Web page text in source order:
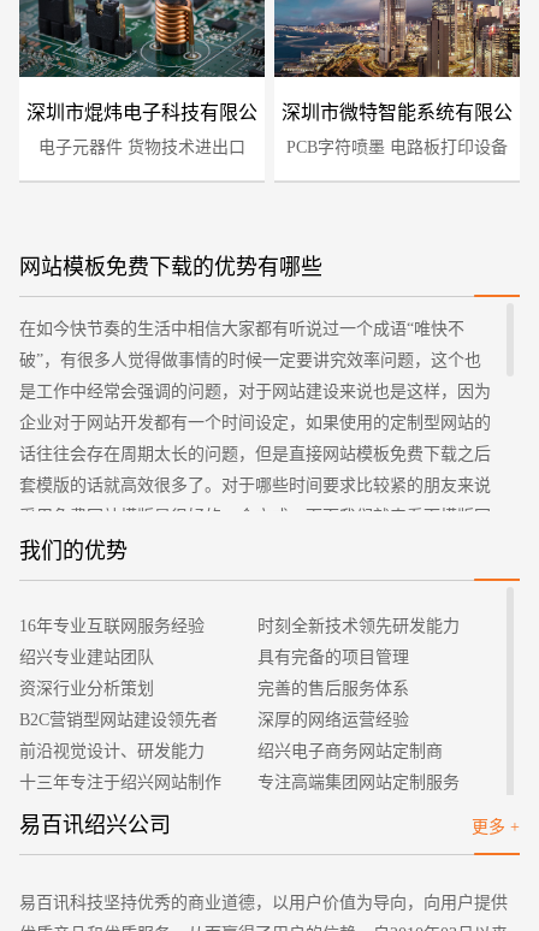
深圳市焜炜电子科技有限公
司
电子元器件 货物技术进出口
深圳市微特智能系统有限公
司
PCB字符喷墨 电路板打印设备
网站模板免费下载的优势有哪些
在如今快节奏的生活中相信大家都有听说过一个成语“唯快不
破”，有很多人觉得做事情的时候一定要讲究效率问题，这个也
是工作中经常会强调的问题，对于网站建设来说也是这样，因为
企业对于网站开发都有一个时间设定，如果使用的定制型网站的
话往往会存在周期太长的问题，但是直接网站模板免费下载之后
套模版的话就高效很多了。对于哪些时间要求比较紧的朋友来说
采用免费网站模版是很好的一个方式，下面我们就来看下模版网
站的优势有什么？
1、优秀的体验效果
业，实际上并不是这样，网站建设本身就具有很高的专业性，特
别是对模版网站来说，需要根据不同的行业进行不断的推敲和演
化，这样才可以成功的建设处一个网站。这些免费的网站模版都
是由强大的团队进行专业设计和开发出来的，然后让经验丰富的
我们的优势
16年专业互联网服务经验
绍兴专业建站团队
资深行业分析策划
B2C营销型网站建设领先者
前沿视觉设计、研发能力
十三年专注于绍兴网站制作
客户的满意是我们唯一的宗旨
时刻全新技术领先研发能力
具有完备的项目管理
完善的售后服务体系
深厚的网络运营经验
绍兴电子商务网站定制商
专注高端集团网站定制服务
更多 +
易百讯绍兴公司
易百讯科技坚持优秀的商业道德，以用户价值为导向，向用户提供
您的预算